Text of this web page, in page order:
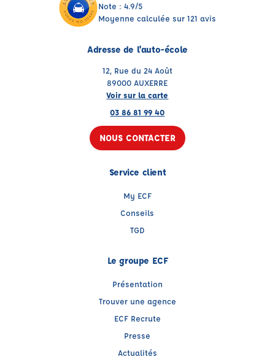
Note : 4.9/5
Moyenne calculée sur 121 avis
Adresse de l'auto-école
12, Rue du 24 Août
89000 AUXERRE
Voir sur la carte
03 86 81 99 40
NOUS CONTACTER
Service client
My ECF
Conseils
TGD
Le groupe ECF
Présentation
Trouver une agence
ECF Recrute
Presse
Actualités